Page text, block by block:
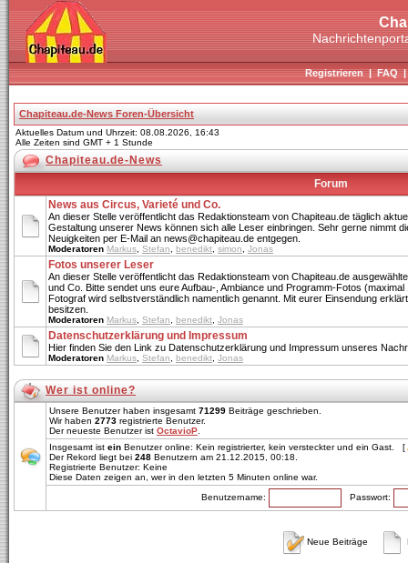
Registrieren|FAQ
Chapiteau.de-News Foren-Übersicht
Aktuelles Datum und Uhrzeit: 08.08.2026, 16:43
Alle Zeiten sind GMT + 1 Stunde
Chapiteau.de-News
Forum
News aus Circus, Varieté und Co.
An dieser Stelle veröffentlicht das Redaktionsteam von Chapiteau.de täglich
Gestaltung unserer News können sich alle Leser einbringen. Sehr gerne nimmt
Neuigkeiten per E-Mail an news@chapiteau.de entgegen.
Moderatoren Markus Stefan benedikt simon Jonas
Fotos unserer Leser
An dieser Stelle veröffentlicht das Redaktionsteam von Chapiteau.de
und Co. Bitte sendet uns eure Aufbau-, Ambiance und Programm-Fotos
Fotograf wird selbstverständlich namentlich genannt. Mit eurer Einsendung
besitzen.
Moderatoren Markus Stefan benedikt Jonas
Datenschutzerklärung und Impressum
Hier finden Sie den Link zu Datenschutzerklärung und Impressum unseres
Moderatoren Markus Stefan benedikt Jonas
Wer ist online?
Unsere Benutzer haben insgesamt 71299 Beiträge geschrieben.
Wir haben 2773 registrierte Benutzer.
Der neueste Benutzer ist OctavioP
Insgesamt ist ein Benutzer online: Kein registrierter, kein versteckter und ein Gast. [
Der Rekord liegt bei 248 Benutzern am 21.12.2015, 00:18.
Registrierte Benutzer: Keine
Diese Daten zeigen an, wer in den letzten 5 Minuten online war.
Benutzername: Passwort:
Neue Beiträge